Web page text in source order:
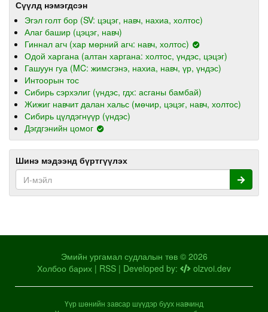
Сүүлд нэмэгдсэн
Эгэл голт бор (SV: цэцэг, навч, нахиа, холтос)
Алаг башир (цэцэг, навч)
Гиннал агч (хар мөрний агч: навч, холтос)
Одой харгана (алтан харгана: холтос, үндэс, цэцэг)
Гашуун гуа (MC: жимсгэнэ, нахиа, навч, үр, үндэс)
Интоорын тос
Сибирь сэрхэлиг (үндэс, гдх: асганы бамбай)
Жижиг навчит далан хальс (мөчир, цэцэг, навч, холтос)
Сибирь цүлдэгнүүр (үндэс)
Дэгдгэнийн цомог
Шинэ мэдээнд бүртгүүлэх
Эмийн ургамал судлалын төв © 2026
Холбоо барих | RSS | Developed by: olzvoi.dev
Үүр шөнийн завсар шүүдэр буух навчинд